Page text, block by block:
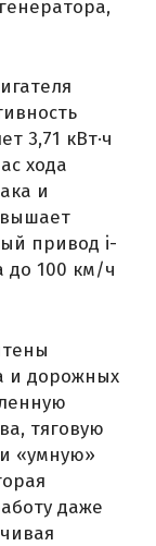
3,71 кВт·ч
хода
и
привод i-
до 100 км/ч
и дорожных
тяговую
«умную»
даже